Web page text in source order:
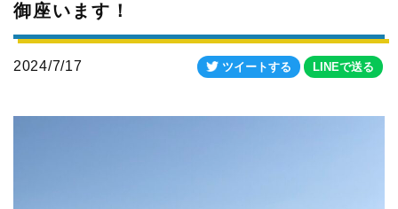
御座います！
2024/7/17 ツイートする LINEで送る